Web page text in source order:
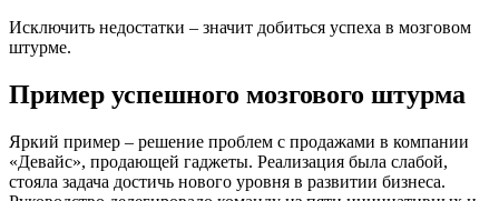
Исключить недостатки – значит добиться успеха в мозговом
штурме.
Пример успешного мозгового штурма
Яркий пример – решение проблем с продажами в компании
«Девайс», продающей гаджеты. Реализация была слабой,
стояла задача достичь нового уровня в развитии бизнеса.